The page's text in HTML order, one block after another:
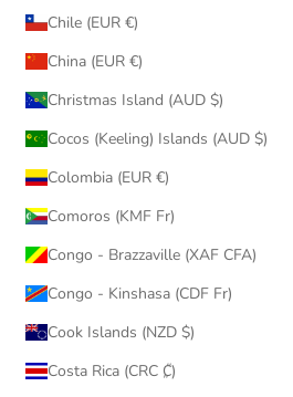
Chile (EUR €)
China (EUR €)
Christmas Island (AUD $)
Cocos (Keeling) Islands (AUD $)
Colombia (EUR €)
Comoros (KMF Fr)
Congo - Brazzaville (XAF CFA)
Congo - Kinshasa (CDF Fr)
Cook Islands (NZD $)
Costa Rica (CRC ₡)